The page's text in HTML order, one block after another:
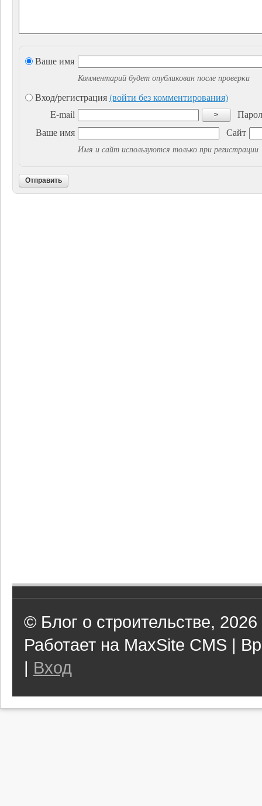
Ваше имя
Комментарий будет опубликован после проверки
Вход/регистрация(войти без комментирования)
E-mail
>
Ваше имя
Сайт
Имя и сайт используются только при регистрации
Отправить
© Блог о строительстве, 2026
Работает на MaxSite CMS |
| Вход